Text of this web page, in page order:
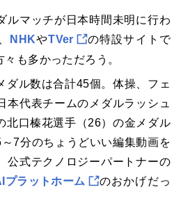
ルマッチが日本時間未明に行わ
NHKやTVer
の特設サイトで
も多かっただろう。
ダル数は合計45個。体操、フェ
本代表チームのメダルラッシュ
北口榛花選手（26）の金メダル
7分のちょうどいい編集動画を
公式テクノロジーパートナーの
プラットホーム
のおかげだっ